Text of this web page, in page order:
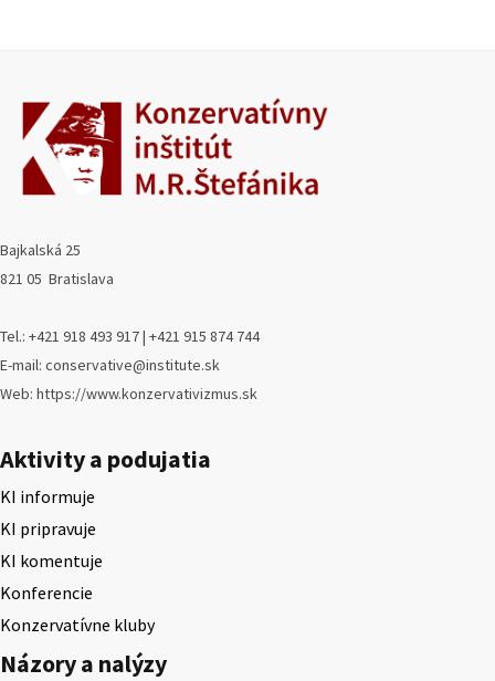
Bajkalská 25
821 05 Bratislava
Tel.: +421 918 493 917 | +421 915 874 744
E-mail: conservative@institute.sk
Web: https://www.konzervativizmus.sk
Aktivity a podujatia
KI informuje
KI pripravuje
KI komentuje
Konferencie
Konzervatívne kluby
Názory a nalýzy